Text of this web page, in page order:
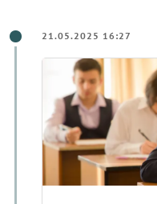
21.05.2025 16:27